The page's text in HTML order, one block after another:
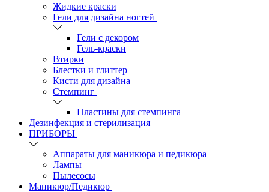
Жидкие краски
Гели для дизайна ногтей
Гели с декором
Гель-краски
Втирки
Блестки и глиттер
Кисти для дизайна
Стемпинг
Пластины для стемпинга
Дезинфекция и стерилизация
ПРИБОРЫ
Аппараты для маникюра и педикюра
Лампы
Пылесосы
Маникюр/Педикюр